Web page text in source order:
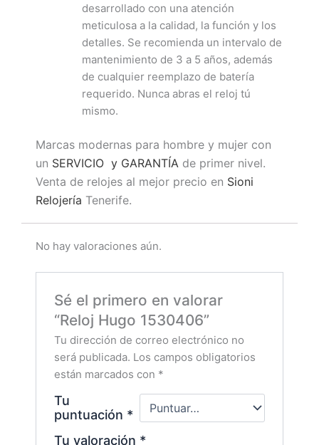
desarrollado con una atención
meticulosa a la calidad, la función y los
detalles. Se recomienda un intervalo de
mantenimiento de 3 a 5 años, además
de cualquier reemplazo de batería
requerido. Nunca abras el reloj tú
mismo.
Marcas modernas para hombre y mujer con
un SERVICIO y GARANTÍA de primer nivel.
Venta de relojes al mejor precio en Sioni
Relojería Tenerife.
No hay valoraciones aún.
Sé el primero en valorar
“Reloj Hugo 1530406”
Tu dirección de correo electrónico no
será publicada. Los campos obligatorios
están marcados con *
Tu
puntuación *
Tu valoración *